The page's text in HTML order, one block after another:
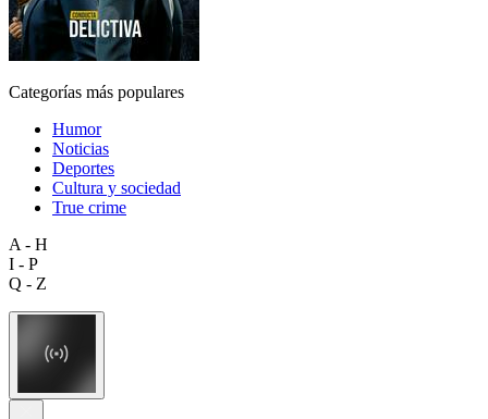
Categorías más populares
Humor
Noticias
Deportes
Cultura y sociedad
True crime
A - H
I - P
Q - Z